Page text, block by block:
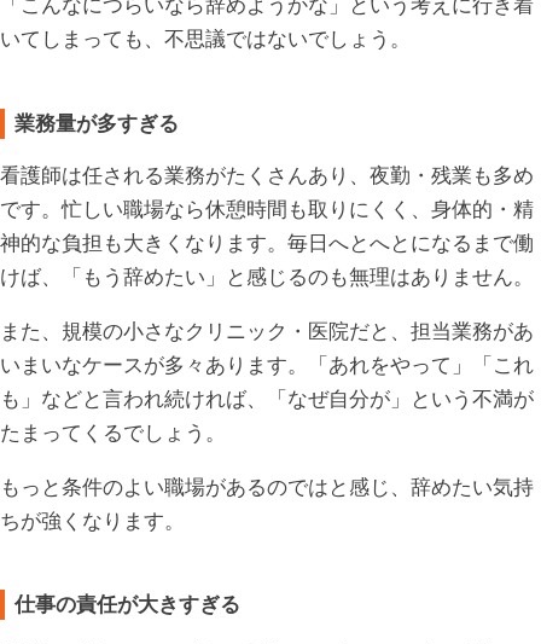
「こんなにつらいなら辞めようかな」という考えに行き着
いてしまっても、不思議ではないでしょう。
業務量が多すぎる
看護師は任される業務がたくさんあり、夜勤・残業も多め
です。忙しい職場なら休憩時間も取りにくく、身体的・精
神的な負担も大きくなります。毎日へとへとになるまで働
けば、「もう辞めたい」と感じるのも無理はありません。
また、規模の小さなクリニック・医院だと、担当業務があ
いまいなケースが多々あります。「あれをやって」「これ
も」などと言われ続ければ、「なぜ自分が」という不満が
たまってくるでしょう。
もっと条件のよい職場があるのではと感じ、辞めたい気持
ちが強くなります。
仕事の責任が大きすぎる